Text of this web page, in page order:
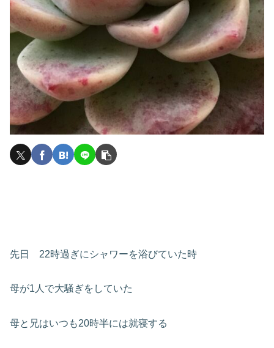
先日 22時過ぎにシャワーを浴びていた時
母が1人で大騒ぎをしていた
母と兄はいつも20時半には就寝する